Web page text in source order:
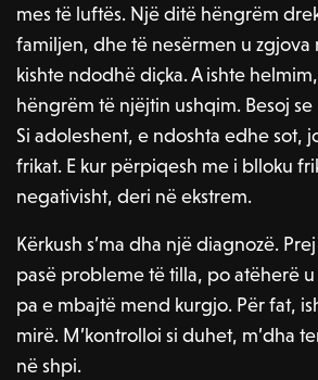
mes të luftës. Një ditë hëngrëm
familjen, dhe të nesërmen u zgjova
kishte ndodhë diçka. A ishte
hëngrëm të njëjtin ushqim. Besoj
Si adoleshent, e ndoshta edhe sot,
frikat. E kur përpiqesh me i blloku
negativisht, deri në ekstrem.
Kërkush s’ma dha një diagnozë.
pasë probleme të tilla, po atëherë
pa e mbajtë mend kurgjo. Për fat,
mirë. M’kontrolloi si duhet, m’dha
në shpi.